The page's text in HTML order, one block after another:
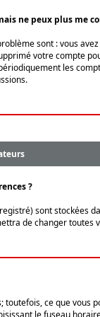
ne peux plus me
sont : vous
votre compte
les
?
sont stockées
de changer toutes
ce que vous
le fuseau